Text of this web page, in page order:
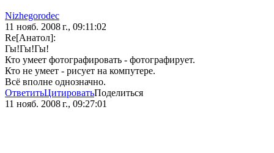
Nizhegorodec
11 нояб. 2008 г., 09:11:02
Re[Анатол]:
Гы!Гы!Гы!
Кто умеет фотографировать - фотографирует.
Кто не умеет - рисует на компутере.
Всё вполне однозначно.
ОтветитьЦитироватьПоделиться
11 нояб. 2008 г., 09:27:01